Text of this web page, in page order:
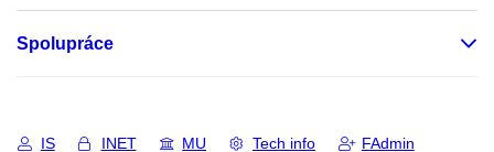
Spolupráce
IS INET MU Tech info FAdmin